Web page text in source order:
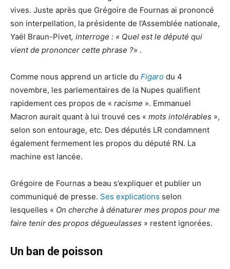
vives. Juste après que Grégoire de Fournas ai prononcé
son interpellation, la présidente de l’Assemblée nationale,
Yaël Braun-Pivet, interroge : « Quel est le député qui
vient de prononcer cette phrase ?» .
Comme nous apprend un article du Figaro du 4
novembre, les parlementaires de la Nupes qualifient
rapidement ces propos de « racisme ». Emmanuel
Macron aurait quant à lui trouvé ces « mots intolérables »,
selon son entourage, etc. Des députés LR condamnent
également fermement les propos du député RN. La
machine est lancée.
Grégoire de Fournas a beau s’expliquer et publier un
communiqué de presse. Ses explications selon
lesquelles « On cherche à dénaturer mes propos pour me
faire tenir des propos dégueulasses » restent ignorées.
Un ban de poisson